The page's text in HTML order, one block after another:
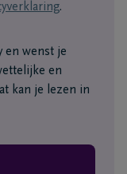
.
en wenst je
en
kan je lezen in